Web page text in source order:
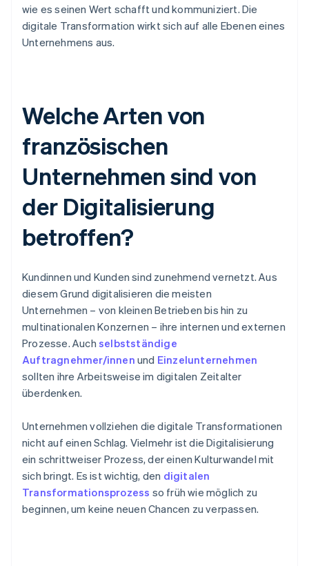
wie es seinen Wert schafft und kommuniziert. Die
digitale Transformation wirkt sich auf alle Ebenen eines
Unternehmens aus.
Welche Arten von
französischen
Unternehmen sind von
der Digitalisierung
betroffen?
Kundinnen und Kunden sind zunehmend vernetzt. Aus
diesem Grund digitalisieren die meisten
Unternehmen – von kleinen Betrieben bis hin zu
multinationalen Konzernen – ihre internen und externen
Prozesse. Auch selbstständige
Auftragnehmer/innen und Einzelunternehmen
sollten ihre Arbeitsweise im digitalen Zeitalter
überdenken.
Unternehmen vollziehen die digitale Transformationen
nicht auf einen Schlag. Vielmehr ist die Digitalisierung
ein schrittweiser Prozess, der einen Kulturwandel mit
sich bringt. Es ist wichtig, den digitalen
Transformationsprozess so früh wie möglich zu
beginnen, um keine neuen Chancen zu verpassen.